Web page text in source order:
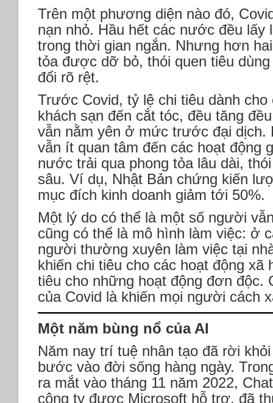
Trên một phương diện nào đó,
nạn nhỏ. Hầu hết các nước đều lấy
trong thời gian ngắn. Nhưng hơn
tỏa được dỡ bỏ, thói quen tiêu
đổi rõ rệt.
Trước Covid, tỷ lệ chi tiêu dành
khách sạn đến cắt tóc, đều tăng
vẫn nằm yên ở mức trước đại dịch.
vẫn ít quan tâm đến các hoạt động
nước trải qua phong tỏa lâu dài,
sâu. Ví dụ, Nhật Bản chứng kiến
mục đích kinh doanh giảm tới 50%.
Một lý do có thể là một số người
cũng có thể là mô hình làm việc: ở
người thường xuyên làm việc tại
khiến chi tiêu cho các hoạt động xã
tiêu cho những hoạt động đơn độc.
của Covid là khiến mọi người cách
Một năm bùng nổ của AI
Năm nay trí tuệ nhân tạo đã rời
bước vào đời sống hàng ngày.
ra mắt vào tháng 11 năm 2022,
công ty được Microsoft hỗ trợ, đã